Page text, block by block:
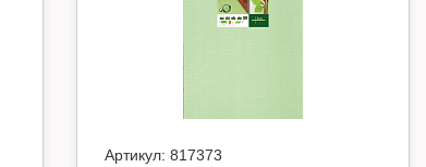
Артикул: 817373